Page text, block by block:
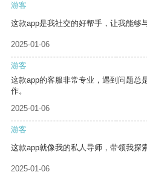
游客
这款app是我社交的好帮手，让我能够
2025-01-06
游客
这款app的客服非常专业，遇到问题总
作。
2025-01-06
游客
这款app就像我的私人导师，带领我探
2025-01-06